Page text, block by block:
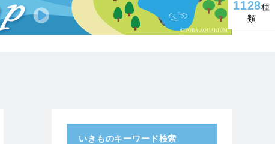
1128種
類
いきものキーワード検索